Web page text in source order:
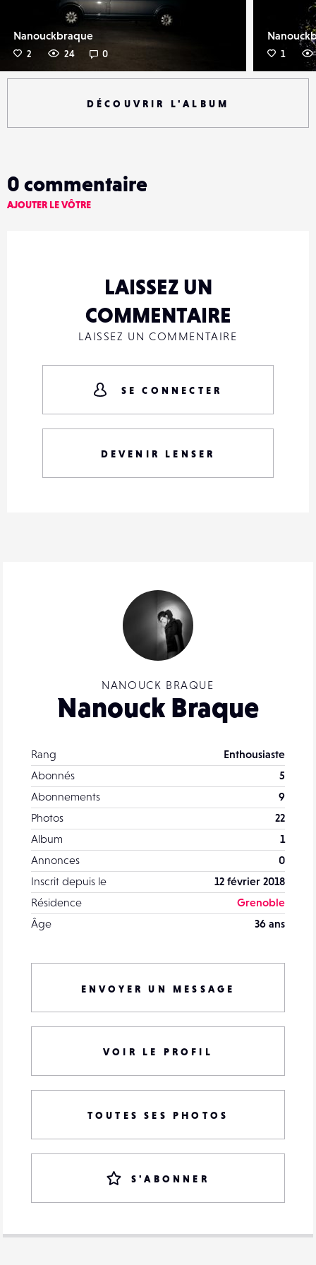
Nanouckbraque
2 24 0 1
DÉCOUVRIR L'ALBUM
NANOUCK BRAQUE
Nanouck Braque
Rang
Enthousiaste
Abonnés
5
Abonnements
9
Photos
22
Album
1
Annonces
0
Inscrit depuis le
12 février 2018
Résidence
Grenoble
Âge
36 ans
ENVOYER UN MESSAGE
VOIR LE PROFIL
TOUTES SES PHOTOS
S'ABONNER
0 commentaire
AJOUTER LE VÔTRE
LAISSEZ UN
COMMENTAIRE
LAISSEZ UN COMMENTAIRE
SE CONNECTER
DEVENIR LENSER